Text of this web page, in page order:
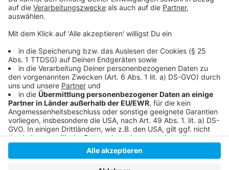
https://www.bafög.de/bafoeg/de/antrag-
stellen/antrag-stellen_node.html
Anzeige
Anzeige